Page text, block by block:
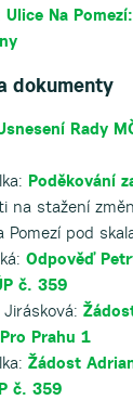
Ulice Na
dokumenty
Rady
Poděkování
na stažení
Pomezí pod
Odpověď
č. 359
Prahu 1
Žádost
č. 359